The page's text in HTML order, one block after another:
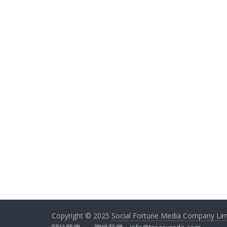
Copyright © 2025 Social Fortune Media Company